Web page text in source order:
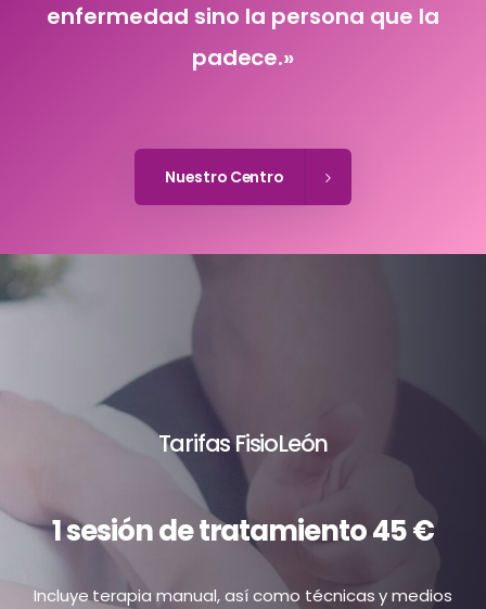
enfermedad sino la persona que la
padece.»
Nuestro Centro
Tarifas FisioLeón
1 sesión de tratamiento 45 €
Incluye terapia manual, así como técnicas y medios